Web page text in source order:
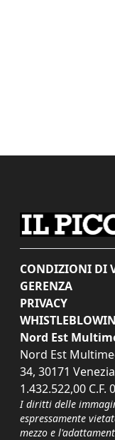
CONDIZIONI DI
GERENZA
PRIVACY
Nord Est
Nord Est
34, 30171
1.432.522,00 C.F.
I diritti delle
espressamente
mezzo e